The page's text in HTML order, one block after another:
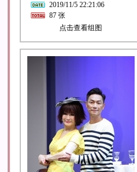
2019/11/5 22:21:06
87 张
点击查看组图